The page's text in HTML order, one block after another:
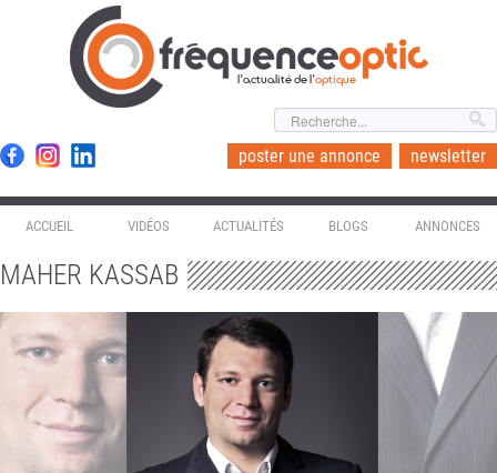
l'actualité de l'optique
poster une annonce newsletter
ACCUEIL VIDÉOS ACTUALITÉS BLOGS ANNONCES
MAHER KASSAB